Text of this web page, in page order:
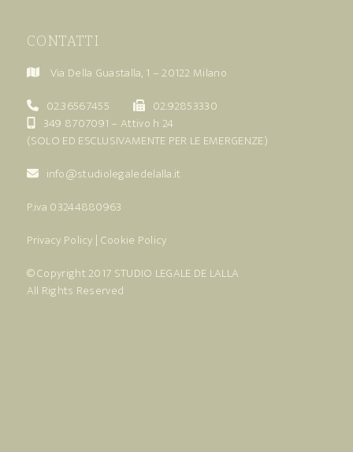
CONTATTI
Via Della Guastalla, 1 – 20122 Milano
02.36567455
02.92853330
349 8707091 – Attivo h 24
(SOLO ED ESCLUSIVAMENTE PER LE EMERGENZE)
info@studiolegaledelalla.it
P.iva 03244880963
Privacy Policy | Cookie Policy
© Copyright 2017 STUDIO LEGALE DE LALLA
All Rights Reserved